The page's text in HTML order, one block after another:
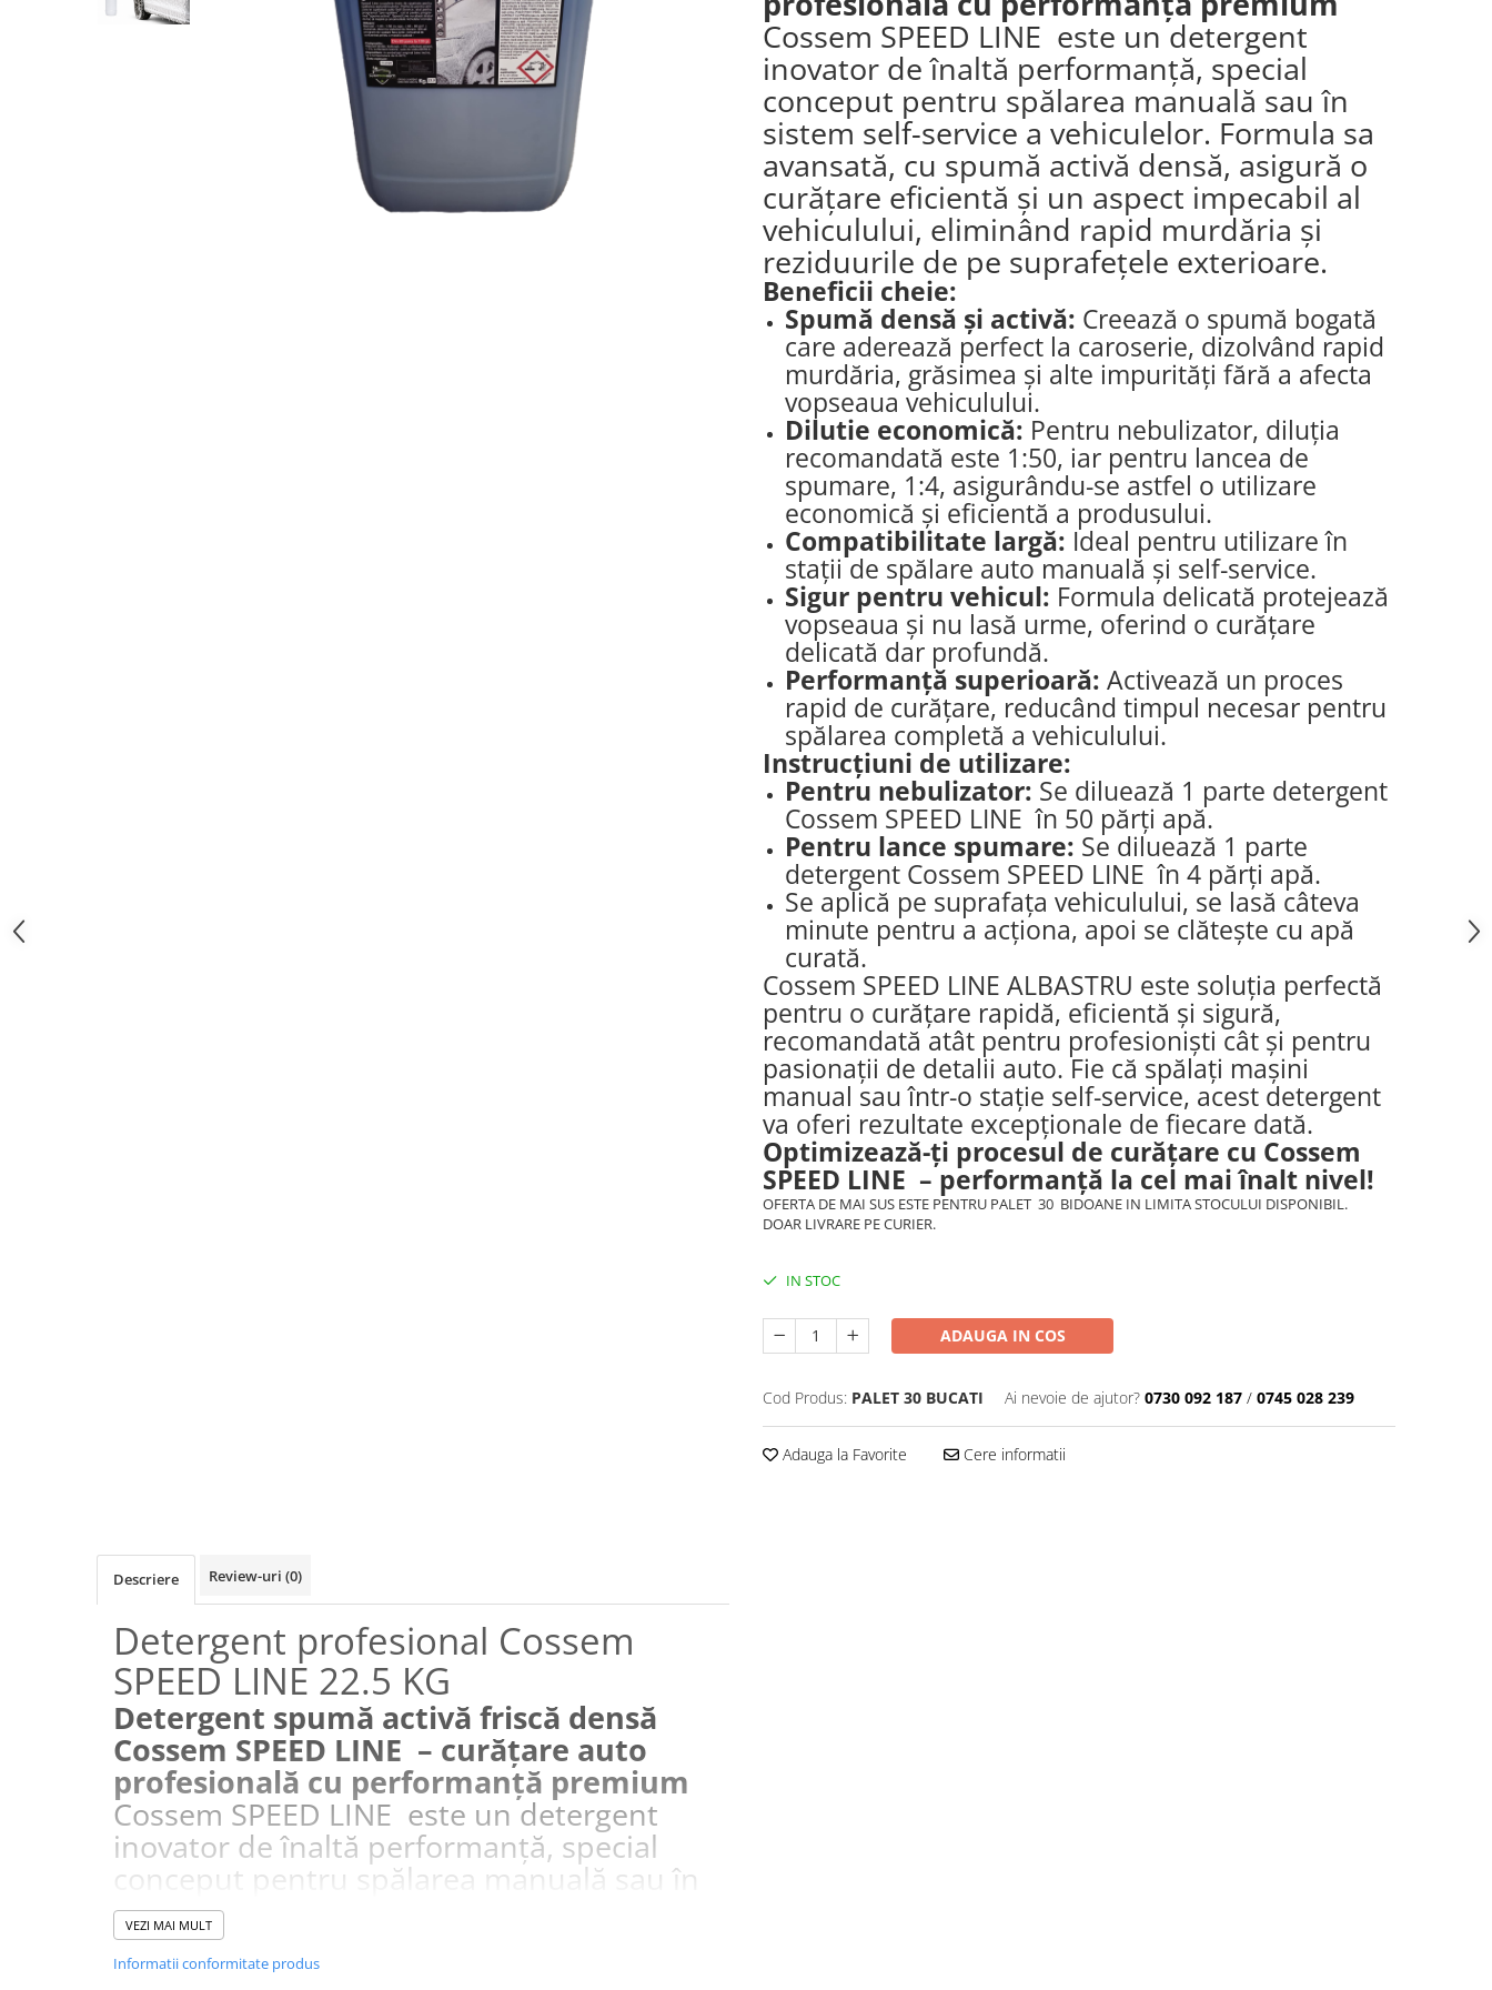
Linia Profesional Spray
Cossem SPEED LINE este un detergent
inovator de înaltă performanță, special
conceput pentru spălarea manuală sau în
sistem self-service a vehiculelor. Formula sa
avansată, cu spumă activă densă, asigură o
curățare eficientă și un aspect impecabil al
vehiculului, eliminând rapid murdăria și
reziduurile de pe suprafețele exterioare.
Beneficii cheie:
Spumă densă și activă: Creează o spumă bogată
care aderează perfect la caroserie, dizolvând rapid
murdăria, grăsimea și alte impurități fără a afecta
vopseaua vehiculului.
Dilutie economică: Pentru nebulizator, diluția
recomandată este 1:50, iar pentru lancea de
spumare, 1:4, asigurându-se astfel o utilizare
economică și eficientă a produsului.
Compatibilitate largă: Ideal pentru utilizare în
stații de spălare auto manuală și self-service.
Sigur pentru vehicul: Formula delicată protejează
vopseaua și nu lasă urme, oferind o curățare
delicată dar profundă.
Performanță superioară: Activează un proces
rapid de curățare, reducând timpul necesar pentru
spălarea completă a vehiculului.
Instrucțiuni de utilizare:
Pentru nebulizator: Se diluează 1 parte detergent
Cossem SPEED LINE în 50 părți apă.
Pentru lance spumare: Se diluează 1 parte
detergent Cossem SPEED LINE în 4 părți apă.
Se aplică pe suprafața vehiculului, se lasă câteva
minute pentru a acționa, apoi se clătește cu apă
curată.
Cossem SPEED LINE ALBASTRU este soluția perfectă
pentru o curățare rapidă, eficientă și sigură,
recomandată atât pentru profesioniști cât și pentru
pasionații de detalii auto. Fie că spălați mașini
manual sau într-o stație self-service, acest detergent
va oferi rezultate excepționale de fiecare dată.
Optimizează-ți procesul de curățare cu Cossem
SPEED LINE – performanță la cel mai înalt nivel!
OFERTA DE MAI SUS ESTE PENTRU PALET 30 BIDOANE IN LIMITA STOCULUI DISPONIBIL.
DOAR LIVRARE PE CURIER.
IN STOC
ADAUGA IN COS
Cod Produs: PALET 30 BUCATI Ai nevoie de ajutor? 0730 092 187 / 0745 028 239
Adauga la Favorite Cere informatii
Descriere Review-uri (0)
Detergent profesional Cossem
SPEED LINE 22.5 KG
Detergent spumă activă friscă densă
Cossem SPEED LINE – curățare auto
profesională cu performanță premium
Cossem SPEED LINE este un detergent
inovator de înaltă performanță, special
conceput pentru spălarea manuală sau în
sistem self-service a vehiculelor. Formula
sa avansată, cu spumă activă densă,
asigură o curățare eficientă și un aspect
VEZI MAI MULT
Informatii conformitate produs